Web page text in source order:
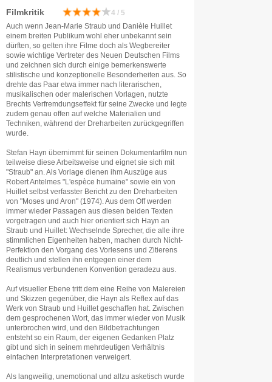
Filmkritik 4 / 5
Auch wenn Jean-Marie Straub und Danièle Huillet
einem breiten Publikum wohl eher unbekannt sein
dürften, so gelten ihre Filme doch als Wegbereiter
sowie wichtige Vertreter des Neuen Deutschen Films
und zeichnen sich durch einige bemerkenswerte
stilistische und konzeptionelle Besonderheiten aus. So
drehte das Paar etwa immer nach literarischen,
musikalischen oder malerischen Vorlagen, nutzte
Brechts Verfremdungseffekt für seine Zwecke und legte
zudem genau offen auf welche Materialien und
Techniken, während der Dreharbeiten zurückgegriffen
wurde.
Stefan Hayn übernimmt für seinen Dokumentarfilm nun
teilweise diese Arbeitsweise und eignet sie sich mit
"Straub" an. Als Vorlage dienen ihm Auszüge aus
Robert Antelmes "L'espèce humaine" sowie ein von
Huillet selbst verfasster Bericht zu den Dreharbeiten
von "Moses und Aron" (1974). Aus dem Off werden
immer wieder Passagen aus diesen beiden Texten
vorgetragen und auch hier orientiert sich Hayn an
Straub und Huillet: Wechselnde Sprecher, die alle ihre
stimmlichen Eigenheiten haben, machen durch Nicht-
Perfektion den Vorgang des Vorlesens und Zitierens
deutlich und stellen ihn entgegen einer dem
Realismus verbundenen Konvention geradezu aus.
Auf visueller Ebene tritt dem eine Reihe von Malereien
und Skizzen gegenüber, die Hayn als Reflex auf das
Werk von Straub und Huillet geschaffen hat. Zwischen
dem gesprochenen Wort, das immer wieder von Musik
unterbrochen wird, und den Bildbetrachtungen
entsteht so ein Raum, der eigenen Gedanken Platz
gibt und sich in seinem mehrdeutigen Verhältnis
einfachen Interpretationen verweigert.
Als langweilig, unemotional und allzu asketisch wurde